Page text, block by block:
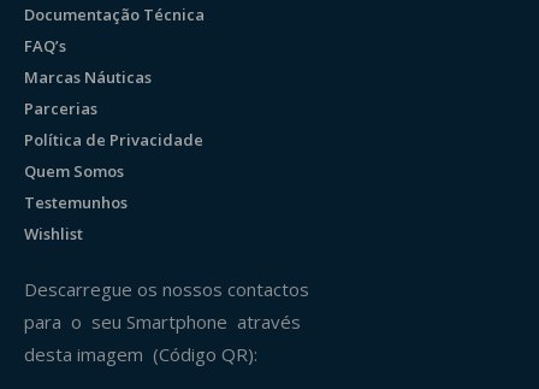
Documentação Técnica
FAQ’s
Marcas Náuticas
Parcerias
Política de Privacidade
Quem Somos
Testemunhos
Wishlist
Descarregue os nossos contactos
para o seu Smartphone através
desta imagem (Código QR):